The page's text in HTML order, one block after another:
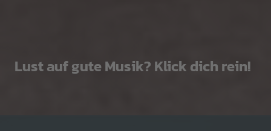
Lust auf gute Musik? Klick dich rein!